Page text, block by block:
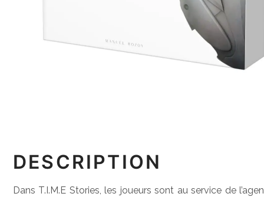
DESCRIPTION
Dans T.I.M.E Stories, les joueurs sont au service de